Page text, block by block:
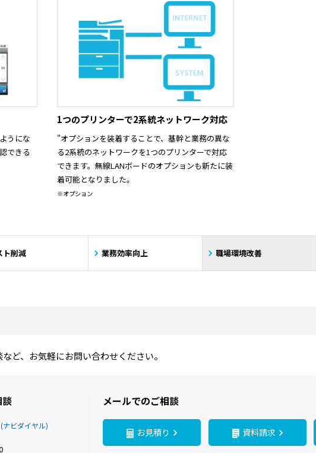
うにな
できる
1つのプリンターで2系統ネットワーク対応
"オプションを装着することで、基幹と業務の異な
る2系統のネットワークを1つのプリンターで対応
できます。無線LANボードのオプションも新たに装
着可能となりました。
※オプション
ト削減 業務効率向上 職場環境改善
ど、お気軽にお問い合わせください。
(ナビダイヤル)
メールでのご相談
お見積り 資料請求